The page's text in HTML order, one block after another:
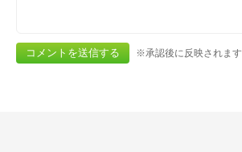
※承認後に反映されます